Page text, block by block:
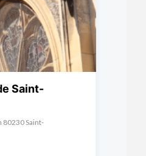
Saint-
80230 Saint-